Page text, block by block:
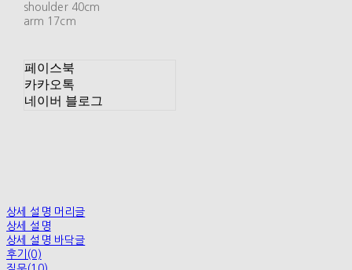
shoulder 40cm
arm 17cm
페이스북
카카오톡
네이버 블로그
상세 설명 머리글
상세 설명
상세 설명 바닥글
후기(0)